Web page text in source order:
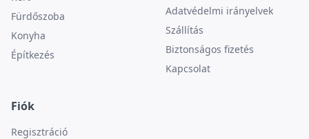
Fürdőszoba
Konyha
Építkezés
Adatvédelmi irányelvek
Szállítás
Biztonságos fizetés
Kapcsolat
Fiók
Regisztráció